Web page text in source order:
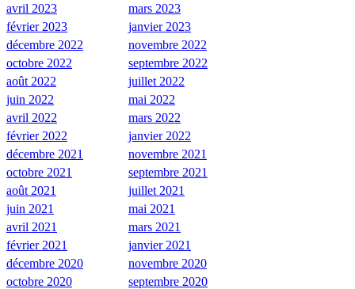
avril 2023
mars 2023
février 2023
janvier 2023
décembre 2022
novembre 2022
octobre 2022
septembre 2022
août 2022
juillet 2022
juin 2022
mai 2022
avril 2022
mars 2022
février 2022
janvier 2022
décembre 2021
novembre 2021
octobre 2021
septembre 2021
août 2021
juillet 2021
juin 2021
mai 2021
avril 2021
mars 2021
février 2021
janvier 2021
décembre 2020
novembre 2020
octobre 2020
septembre 2020